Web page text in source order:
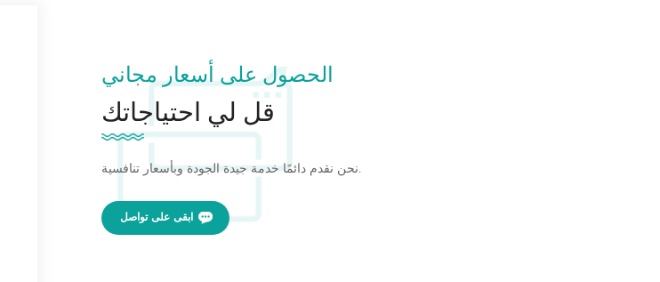
الحصول على أسعار مجاني
قل لي احتياجاتك
نحن نقدم دائمًا خدمة جيدة الجودة وبأسعار تنافسية.
ابقى على تواصل